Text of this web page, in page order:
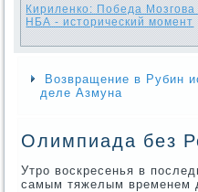
Кириленко: Победа
НБА - исторический момент
Возвращение в Рубин
деле Азмуна
Олимпиада без
Утро воскресенья в
самым тяжелым временем